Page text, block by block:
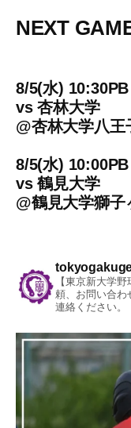
NEXT
8/5(水) 10:30PB
vs杏林大学
@杏林大学八王
8/5(水) 10:00PB
vs鶴見大学
@鶴見大学獅子
【東京新大学
頼、お問い合わ
連絡ください。